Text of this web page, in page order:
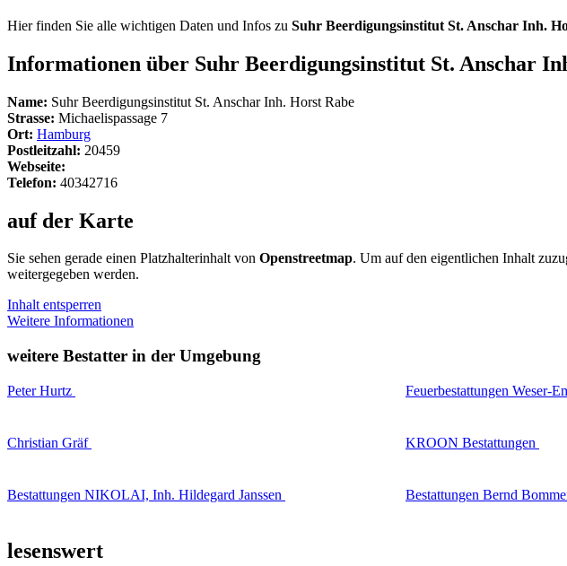
Hier finden Sie alle wichtigen Daten und Infos zu Suhr Beerdigungsinstitut St. Anschar Inh.
Informationen über Suhr Beerdigungsinstitut St. Anschar
Name: Suhr Beerdigungsinstitut St. Anschar Inh. Horst Rabe
Strasse: Michaelispassage 7
Ort: Hamburg
Postleitzahl: 20459
Webseite:
Telefon: 40342716
auf der Karte
Sie sehen gerade einen Platzhalterinhalt von Openstreetmap. Um auf den eigentlichen Inhalt
weitergegeben werden.
Inhalt entsperren
Weitere Informationen
weitere Bestatter in der Umgebung
Peter Hurtz Feuerbestattungen Weser-
Christian Gräf KROON Bestattungen
Bestattungen NIKOLAI, Inh. Hildegard Janssen Bestattungen Bernd
lesenswert